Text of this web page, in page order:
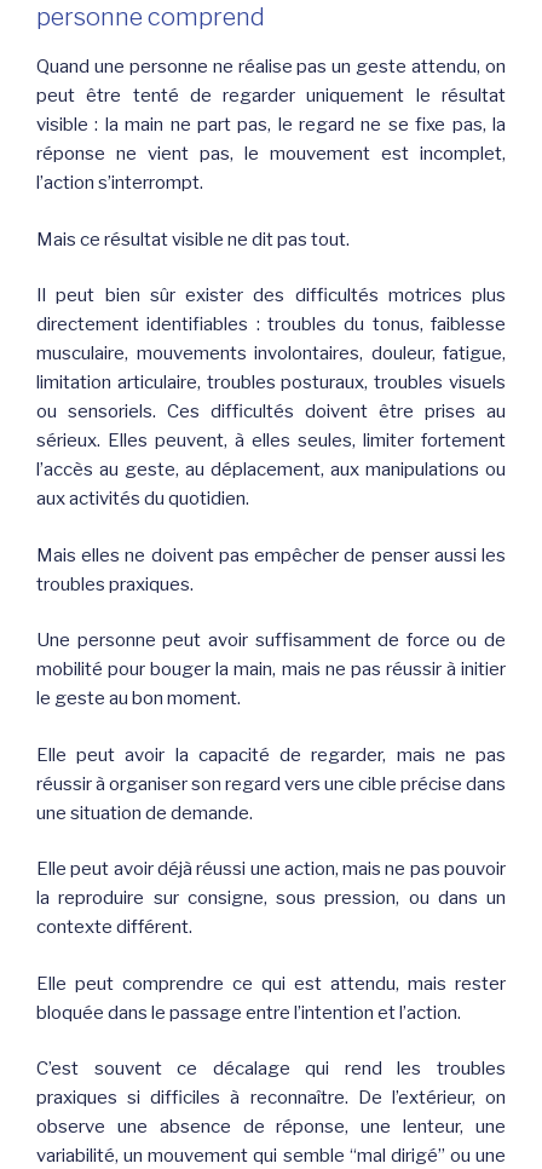
personne comprend
Quand une personne ne réalise pas un geste attendu, on
peut être tenté de regarder uniquement le résultat
visible : la main ne part pas, le regard ne se fixe pas, la
réponse ne vient pas, le mouvement est incomplet,
l’action s’interrompt.
Mais ce résultat visible ne dit pas tout.
Il peut bien sûr exister des difficultés motrices plus
directement identifiables : troubles du tonus, faiblesse
musculaire, mouvements involontaires, douleur, fatigue,
limitation articulaire, troubles posturaux, troubles visuels
ou sensoriels. Ces difficultés doivent être prises au
sérieux. Elles peuvent, à elles seules, limiter fortement
l’accès au geste, au déplacement, aux manipulations ou
aux activités du quotidien.
Mais elles ne doivent pas empêcher de penser aussi les
troubles praxiques.
Une personne peut avoir suffisamment de force ou de
mobilité pour bouger la main, mais ne pas réussir à initier
le geste au bon moment.
Elle peut avoir la capacité de regarder, mais ne pas
réussir à organiser son regard vers une cible précise dans
une situation de demande.
Elle peut avoir déjà réussi une action, mais ne pas pouvoir
la reproduire sur consigne, sous pression, ou dans un
contexte différent.
Elle peut comprendre ce qui est attendu, mais rester
bloquée dans le passage entre l’intention et l’action.
C’est souvent ce décalage qui rend les troubles
praxiques si difficiles à reconnaître. De l’extérieur, on
observe une absence de réponse, une lenteur, une
variabilité, un mouvement qui semble “mal dirigé” ou une